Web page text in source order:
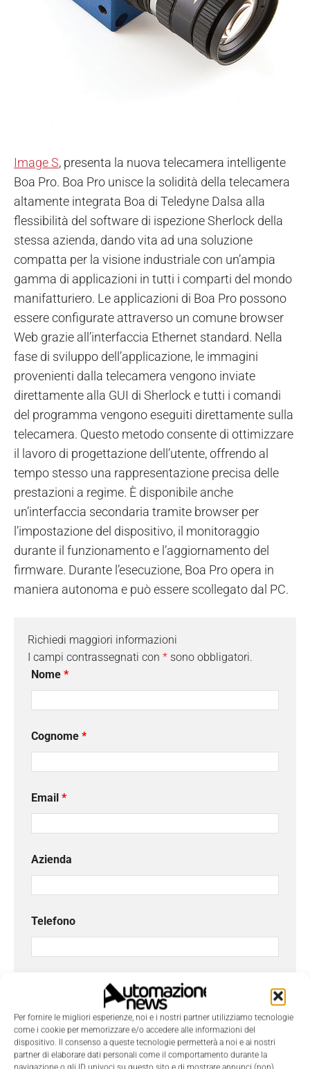
Per fornire le migliori esperienze, noi e i nostri partner utilizziamo tecnologie
come i cookie per memorizzare e/o accedere alle informazioni del
dispositivo. Il consenso a queste tecnologie permetterà a noi e ai nostri
partner di elaborare dati personali come il comportamento durante la
Image S, presenta la nuova telecamera intelligente
Boa Pro. Boa Pro unisce la solidità della telecamera
altamente integrata Boa di Teledyne Dalsa alla
flessibilità del software di ispezione Sherlock della
stessa azienda, dando vita ad una soluzione
compatta per la visione industriale con un’ampia
gamma di applicazioni in tutti i comparti del mondo
manifatturiero. Le applicazioni di Boa Pro possono
essere configurate attraverso un comune browser
Web grazie all’interfaccia Ethernet standard. Nella
fase di sviluppo dell’applicazione, le immagini
provenienti dalla telecamera vengono inviate
direttamente alla GUI di Sherlock e tutti i comandi
del programma vengono eseguiti direttamente sulla
telecamera. Questo metodo consente di ottimizzare
il lavoro di progettazione dell’utente, offrendo al
tempo stesso una rappresentazione precisa delle
prestazioni a regime. È disponibile anche
un’interfaccia secondaria tramite browser per
l’impostazione del dispositivo, il monitoraggio
durante il funzionamento e l’aggiornamento del
firmware. Durante l’esecuzione, Boa Pro opera in
maniera autonoma e può essere scollegato dal PC.
Richiedi maggiori informazioni
I campi contrassegnati con * sono obbligatori.
Nome *
Cognome *
Email *
Azienda
Telefono
Messaggio*